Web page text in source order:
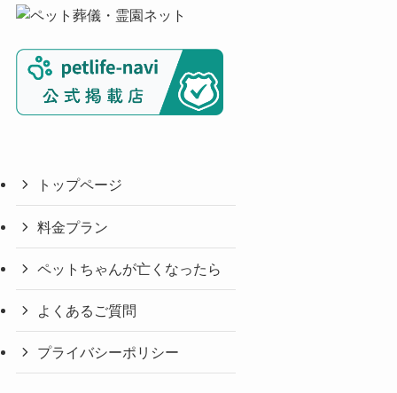
トップページ
料金プラン
ペットちゃんが亡くなったら
よくあるご質問
プライバシーポリシー